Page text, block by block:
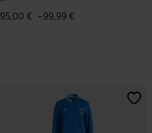
95,00 €
- 99,99 €